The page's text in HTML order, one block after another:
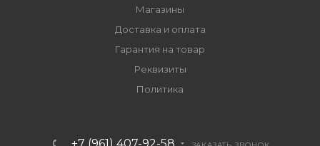
Магазины
Доставка и оплата
Гарантия на товар
Реквизиты
Политика